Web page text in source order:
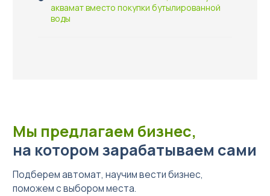
аквамат вместо покупки бутылированной
воды
Мы предлагаем бизнес,
на котором зарабатываем сами
Подберем автомат, научим вести бизнес,
поможем с выбором места.